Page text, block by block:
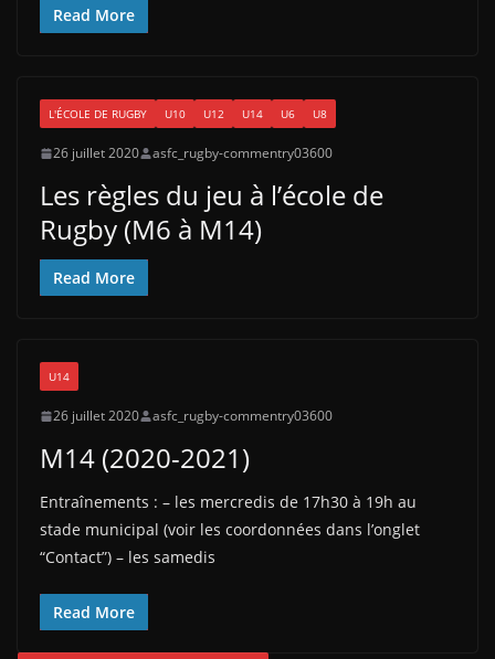
Read More
L'ÉCOLE DE RUGBY U10 U12 U14 U6 U8
26 juillet 2020 asfc_rugby-commentry03600
Les règles du jeu à l’école de
Rugby (M6 à M14)
Read More
U14
26 juillet 2020 asfc_rugby-commentry03600
M14 (2020-2021)
Entraînements : – les mercredis de 17h30 à 19h au
stade municipal (voir les coordonnées dans l’onglet
“Contact”) – les samedis
Read More